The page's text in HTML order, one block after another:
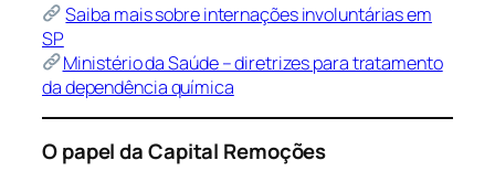
Saiba mais sobre internações involuntárias em
SP
Ministério da Saúde – diretrizes para tratamento
da dependência química
O papel da Capital Remoções